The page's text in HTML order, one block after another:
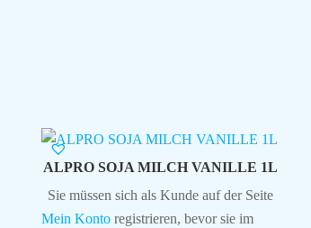
ALPRO SOJA MILCH VANILLE 1L
Sie müssen sich als Kunde auf der Seite
Mein Kontoregistrieren, bevor sie im